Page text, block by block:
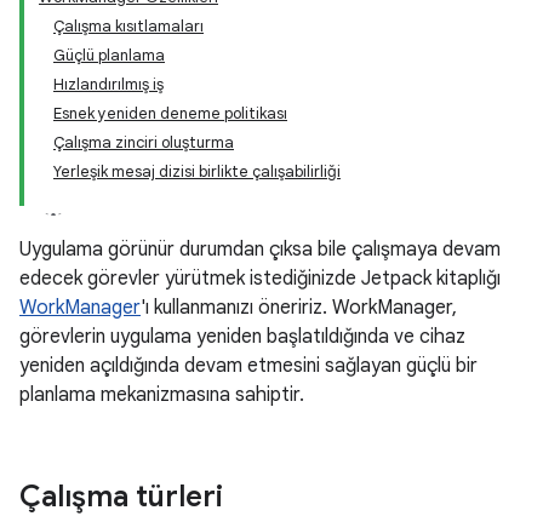
Çalışma kısıtlamaları
Güçlü planlama
Hızlandırılmış iş
Esnek yeniden deneme politikası
Çalışma zinciri oluşturma
Yerleşik mesaj dizisi birlikte çalışabilirliği
Uygulama görünür durumdan çıksa bile çalışmaya devam
edecek görevler yürütmek istediğinizde Jetpack kitaplığı
WorkManager'ı kullanmanızı öneririz. WorkManager,
görevlerin uygulama yeniden başlatıldığında ve cihaz
yeniden açıldığında devam etmesini sağlayan güçlü bir
planlama mekanizmasına sahiptir.
Çalışma türleri